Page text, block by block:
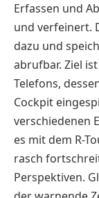
Erfassen und
und verfeinert.
dazu und
abrufbar. Ziel
Telefons,
Cockpit
verschiedenen
es mit dem R-
rasch
Perspektiven.